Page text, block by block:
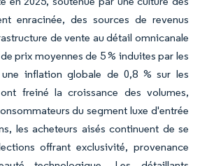
enracinée, des sources de revenus
de vente au détail omnicanale
prix moyennes de 5 % induites par les
inflation globale de 0,8 % sur les
freiné la croissance des volumes,
du segment luxe d'entrée
les acheteurs aisés continuent de se
offrant exclusivité, provenance